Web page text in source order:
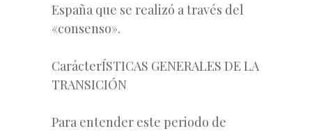
España que se realizó a través del
«consenso».
CarácterÍSTICAS GENERALES DE LA
TRANSICIÓN
Para entender este periodo de